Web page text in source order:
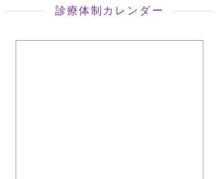
診療体制カレンダー